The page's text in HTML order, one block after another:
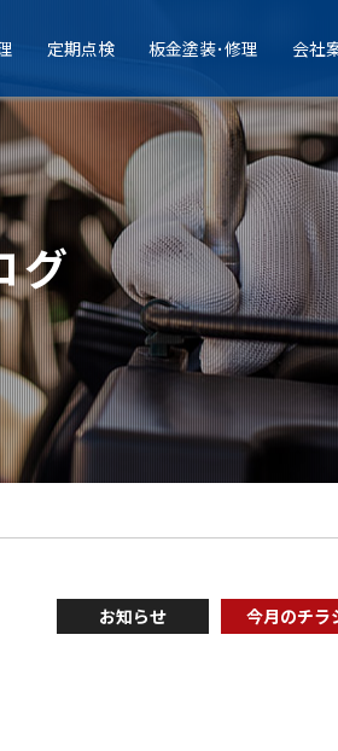
定期点検 板金塗装･修理 会社
グ
お知らせ 今月のチラ